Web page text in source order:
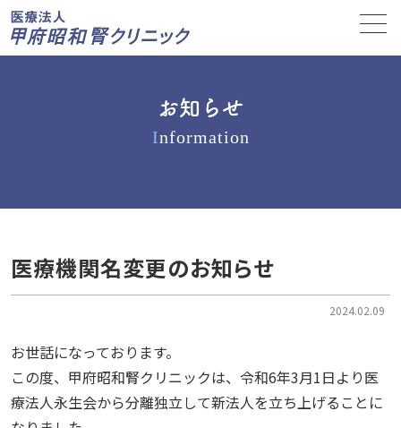
お知らせ
Information
2024.02.09
医療機関名変更のお知らせ
お世話になっております。
この度、甲府昭和腎クリニックは、令和6年3月1日より医
療法人永生会から分離独立して新法人を立ち上げることに